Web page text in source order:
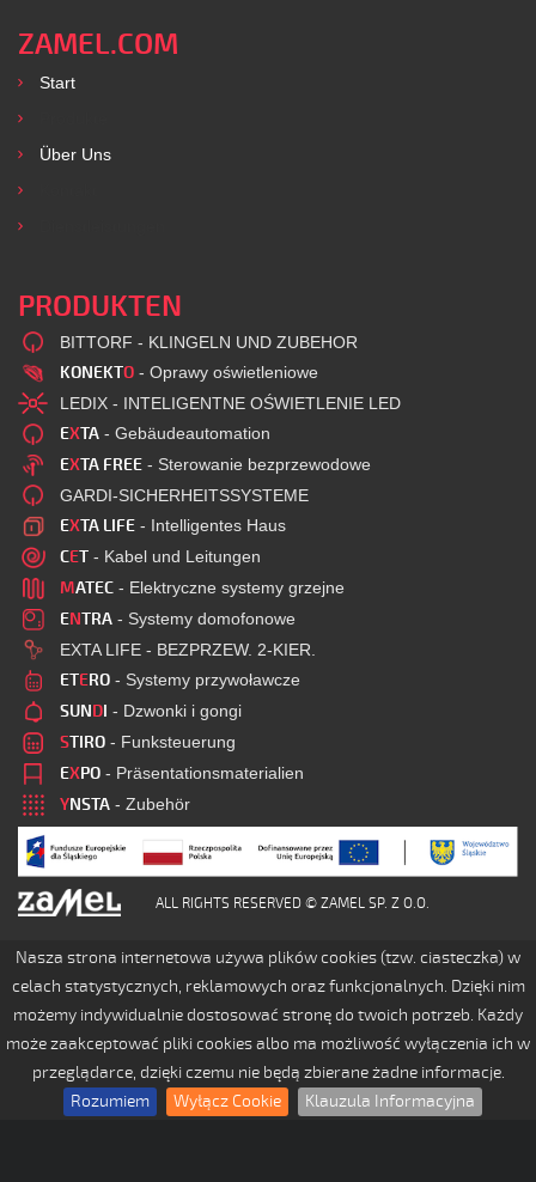
ZAMEL.COM
Start
Über Uns
PRODUKTEN
BITTORF - KLINGELN UND ZUBEHOR
KONEKTO - Oprawy oświetleniowe
LEDIX - INTELIGENTNE OŚWIETLENIE LED
EXTA - Gebäudeautomation
EXTA FREE - Sterowanie bezprzewodowe
GARDI-SICHERHEITSSYSTEME
EXTA LIFE - Intelligentes Haus
CET - Kabel und Leitungen
MATEC - Elektryczne systemy grzejne
ENTRA - Systemy domofonowe
EXTA LIFE - BEZPRZEW. 2-KIER.
ETERO - Systemy przywoławcze
SUNDI - Dzwonki i gongi
STIRO - Funksteuerung
EXPO - Präsentationsmaterialien
YNSTA - Zubehör
ALL RIGHTS RESERVED © ZAMEL SP. Z O.O.
Nasza strona internetowa używa plików cookies (tzw. ciasteczka) w
celach statystycznych, reklamowych oraz funkcjonalnych. Dzięki nim
możemy indywidualnie dostosować stronę do twoich potrzeb. Każdy
może zaakceptować pliki cookies albo ma możliwość wyłączenia ich w
przeglądarce, dzięki czemu nie będą zbierane żadne informacje.
Rozumiem
Wyłącz Cookie Klauzula Informacyjna